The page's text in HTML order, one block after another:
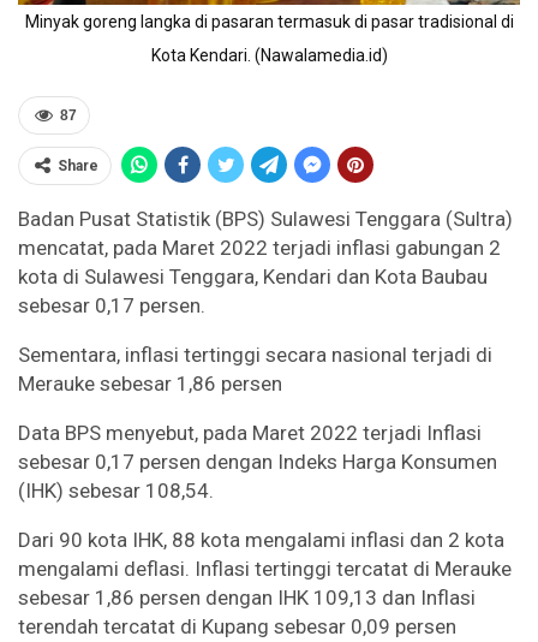
Minyak goreng langka di pasaran termasuk di pasar tradisional di
Kota Kendari. (Nawalamedia.id)
87
Share
Badan Pusat Statistik (BPS) Sulawesi Tenggara (Sultra)
mencatat, pada Maret 2022 terjadi inflasi gabungan 2
kota di Sulawesi Tenggara, Kendari dan Kota Baubau
sebesar 0,17 persen.
Sementara, inflasi tertinggi secara nasional terjadi di
Merauke sebesar 1,86 persen
Data BPS menyebut, pada Maret 2022 terjadi Inflasi
sebesar 0,17 persen dengan Indeks Harga Konsumen
(IHK) sebesar 108,54.
Dari 90 kota IHK, 88 kota mengalami inflasi dan 2 kota
mengalami deflasi. Inflasi tertinggi tercatat di Merauke
sebesar 1,86 persen dengan IHK 109,13 dan Inflasi
terendah tercatat di Kupang sebesar 0,09 persen